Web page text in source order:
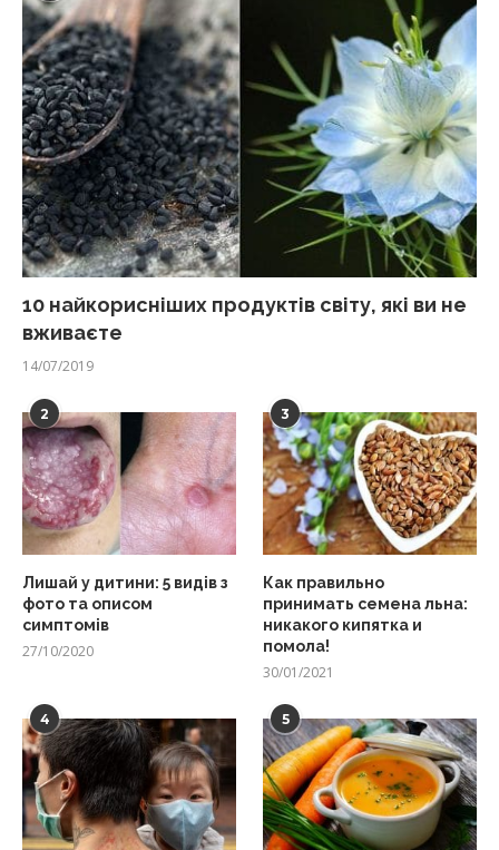
10 найкорисніших продуктів світу, які ви не
вживаєте
14/07/2019
2
Лишай у дитини: 5 видів з
фото та описом
симптомів
27/10/2020
3
Как правильно
принимать семена льна:
никакого кипятка и
помола!
30/01/2021
4 5